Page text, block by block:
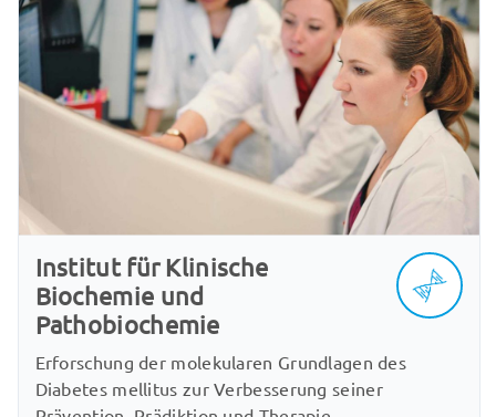
Institut für Klinische
Biochemie und
Pathobiochemie
Erforschung der molekularen Grundlagen des
Diabetes mellitus zur Verbesserung seiner